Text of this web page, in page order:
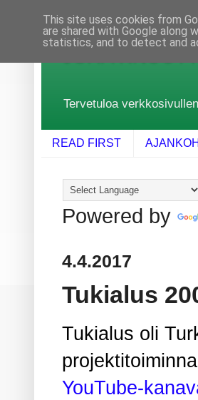
JUHA
Tervetuloa
READ FIRST
Powered by
4.4.2017
Tukialus
Tukialus oli
YouTube-
This site uses cookies from
are shared with Google along
statistics, and to detect and